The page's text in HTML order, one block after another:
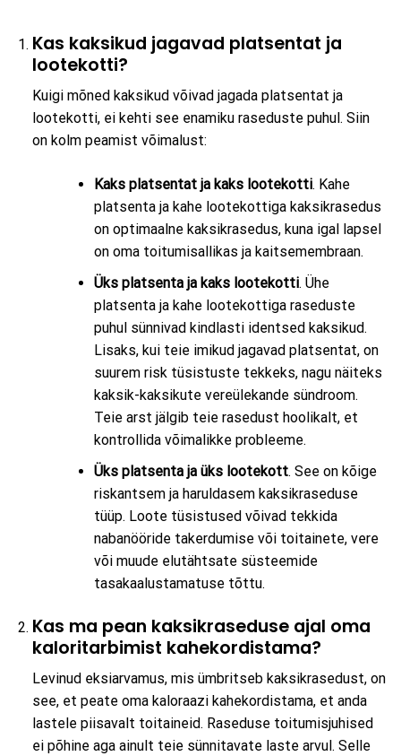
Kas kaksikud jagavad platsentat ja
lootekotti?
Kuigi mõned kaksikud võivad jagada platsentat ja
lootekotti, ei kehti see enamiku raseduste puhul. Siin
on kolm peamist võimalust:
Kaks platsentat ja kaks lootekotti. Kahe
platsenta ja kahe lootekottiga kaksikrasedus
on optimaalne kaksikrasedus, kuna igal lapsel
on oma toitumisallikas ja kaitsemembraan.
Üks platsenta ja kaks lootekotti. Ühe
platsenta ja kahe lootekottiga raseduste
puhul sünnivad kindlasti identsed kaksikud.
Lisaks, kui teie imikud jagavad platsentat, on
suurem risk tüsistuste tekkeks, nagu näiteks
kaksik-kaksikute vereülekande sündroom.
Teie arst jälgib teie rasedust hoolikalt, et
kontrollida võimalikke probleeme.
Üks platsenta ja üks lootekott. See on kõige
riskantsem ja haruldasem kaksikraseduse
tüüp. Loote tüsistused võivad tekkida
nabanööride takerdumise või toitainete, vere
või muude elutähtsate süsteemide
tasakaalustamatuse tõttu.
Kas ma pean kaksikraseduse ajal oma
kaloritarbimist kahekordistama?
Levinud eksiarvamus, mis ümbritseb kaksikrasedust, on
see, et peate oma kaloraazi kahekordistama, et anda
lastele piisavalt toitaineid. Raseduse toitumisjuhised
ei põhine aga ainult teie sünnitavate laste arvul. Selle